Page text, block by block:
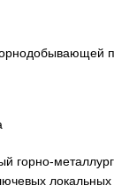
горно-
локальных